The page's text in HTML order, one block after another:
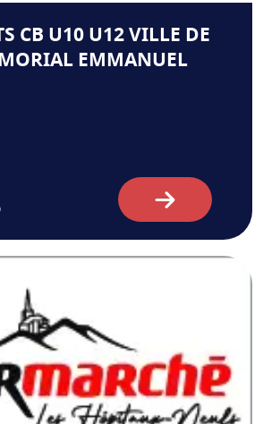
CB U10 U12 VILLE DE
EMMANUEL